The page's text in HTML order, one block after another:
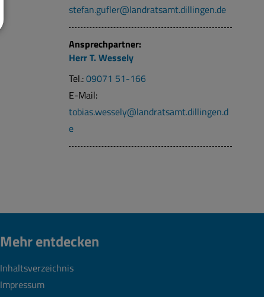
stefan.gufler@landratsamt.dillingen.de
Ansprechpartner:
HerrT.Wessely
Tel.:09071 51-166
E-Mail:
tobias.wessely@landratsamt.dillingen.d
e
Mehr entdecken
Inhaltsverzeichnis
Impressum